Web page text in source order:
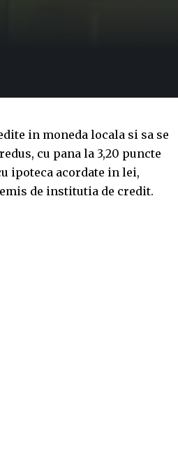
in moneda locala si sa se
cu pana la 3,20 puncte
ipoteca acordate in lei,
de institutia de credit.